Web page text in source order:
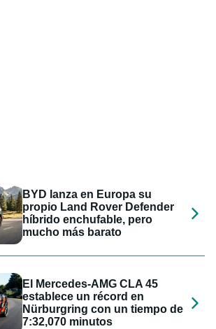
BYD lanza en Europa su
propio Land Rover Defender
híbrido enchufable, pero
mucho más barato
El Mercedes-AMG CLA 45
establece un récord en
Nürburgring con un tiempo de
7:32,070 minutos